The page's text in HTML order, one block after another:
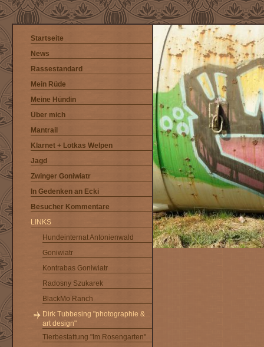
Startseite
News
Rassestandard
Mein Rüde
Meine Hündin
Über mich
Mantrail
Klarnet + Lotkas Welpen
Jagd
Zwinger Goniwiatr
In Gedenken an Ecki
Besucher Kommentare
LINKS
Hundeinternat Antonienwald
Goniwiatr
Kontrabas Goniwiatr
Radosny Szukarek
BlackMo Ranch
Dirk Tubbesing "photographie &
art design"
Tierbestattung "Im Rosengarten"